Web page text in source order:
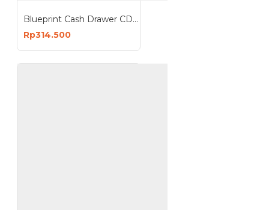
Blueprint Cash Drawer CD-BPL02 34x36x10,8cm Laci Kasir BPl02
Rp314.500